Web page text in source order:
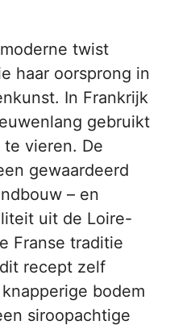
twist
haar oorsprong in
In Frankrijk
gebruikt
vieren. De
gewaardeerd
– en
uit de Loire-
Franse traditie
recept zelf
bodem
siroopachtige